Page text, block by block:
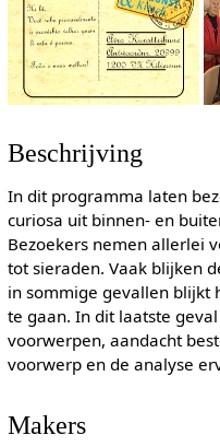
Beschrijving
In dit programma laten
curiosa uit binnen- en
Bezoekers nemen allerlei
tot sieraden. Vaak blijken
in sommige gevallen blijkt
te gaan. In dit laatste
voorwerpen, aandacht
voorwerp en de analyse
Makers